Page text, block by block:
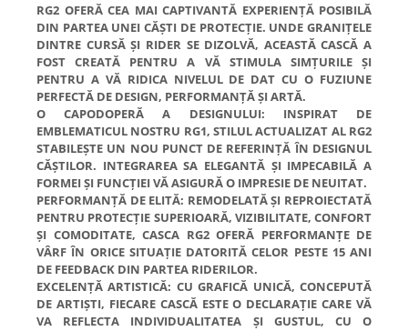
RG2 OFERĂ CEA MAI CAPTIVANTĂ EXPERIENȚĂ POSIBILĂ
DIN PARTEA UNEI CĂȘTI DE PROTECȚIE. UNDE GRANIȚELE
DINTRE CURSĂ ȘI RIDER SE DIZOLVĂ, ACEASTĂ CASCĂ A
FOST CREATĂ PENTRU A VĂ STIMULA SIMȚURILE ȘI
PENTRU A VĂ RIDICA NIVELUL DE DAT CU O FUZIUNE
PERFECTĂ DE DESIGN, PERFORMANȚĂ ȘI ARTĂ.
O CAPODOPERĂ A DESIGNULUI: INSPIRAT DE
EMBLEMATICUL NOSTRU RG1, STILUL ACTUALIZAT AL RG2
STABILEȘTE UN NOU PUNCT DE REFERINȚĂ ÎN DESIGNUL
CĂȘTILOR. INTEGRAREA SA ELEGANTĂ ȘI IMPECABILĂ A
FORMEI ȘI FUNCȚIEI VĂ ASIGURĂ O IMPRESIE DE NEUITAT.
PERFORMANȚĂ DE ELITĂ: REMODELATĂ ȘI REPROIECTATĂ
PENTRU PROTECȚIE SUPERIOARĂ, VIZIBILITATE, CONFORT
ȘI COMODITATE, CASCA RG2 OFERĂ PERFORMANȚE DE
VÂRF ÎN ORICE SITUAȚIE DATORITĂ CELOR PESTE 15 ANI
DE FEEDBACK DIN PARTEA RIDERILOR.
EXCELENȚĂ ARTISTICĂ: CU GRAFICĂ UNICĂ, CONCEPUTĂ
DE ARTIȘTI, FIECARE CASCĂ ESTE O DECLARAȚIE CARE VĂ
VA REFLECTA INDIVIDUALITATEA ȘI GUSTUL, CU O